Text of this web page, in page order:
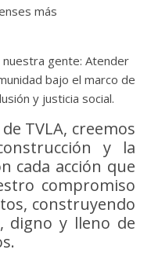
más
nuestra gente: Atender
bajo el marco de
y justicia social.
TVLA, creemos
y la
cada acción que
compromiso
construyendo
digno y lleno de